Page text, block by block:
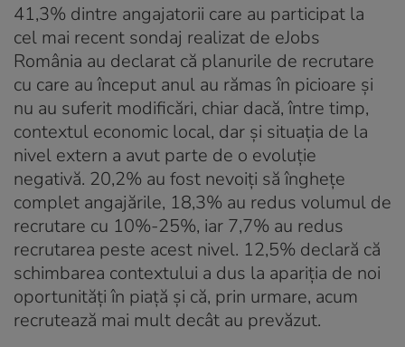
41,3% dintre angajatorii care au participat la
cel mai recent sondaj realizat de eJobs
România au declarat că planurile de recrutare
cu care au început anul au rămas în picioare și
nu au suferit modificări, chiar dacă, între timp,
contextul economic local, dar și situația de la
nivel extern a avut parte de o evoluție
negativă. 20,2% au fost nevoiți să înghețe
complet angajările, 18,3% au redus volumul de
recrutare cu 10%-25%, iar 7,7% au redus
recrutarea peste acest nivel. 12,5% declară că
schimbarea contextului a dus la apariția de noi
oportunități în piață și că, prin urmare, acum
recrutează mai mult decât au prevăzut.